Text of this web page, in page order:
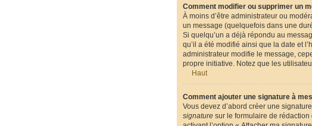
Comment modifier ou supprimer un
À moins d’être administrateur ou
un message (quelquefois dans une
Si quelqu’un a déjà répondu au
qu’il a été modifié ainsi que la date et
administrateur modifie le message,
propre initiative. Notez que les
Haut
Comment ajouter une signature à
Vous devez d’abord créer une
signature sur le formulaire de